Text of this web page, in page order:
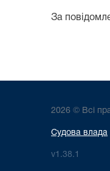
За
2026 © Всі
Судова влада
v1.38.1